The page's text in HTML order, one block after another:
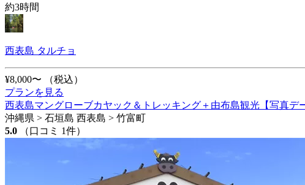
約3時間
西表島 タルチョ
¥8,000〜
（税込）
プランを見る
西表島マングローブカヤック＆トレッキング＋由布島観光【写真デ
沖縄県 > 石垣島 西表島 > 竹富町
5.0
（口コミ 1件）